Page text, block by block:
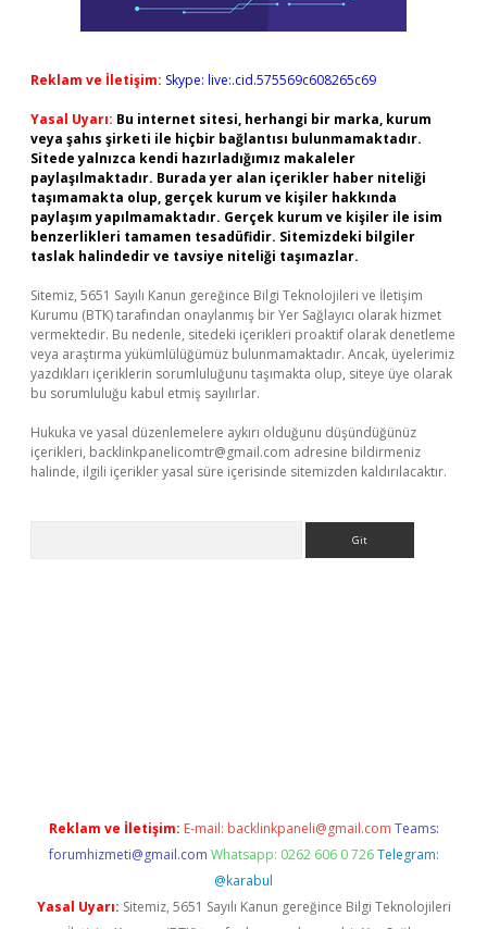
Reklam ve İletişim: Skype: live:.cid.575569c608265c69
Yasal Uyarı: Bu internet sitesi, herhangi bir marka, kurum
veya şahıs şirketi ile hiçbir bağlantısı bulunmamaktadır.
Sitede yalnızca kendi hazırladığımız makaleler
paylaşılmaktadır. Burada yer alan içerikler haber niteliği
taşımamakta olup, gerçek kurum ve kişiler hakkında
paylaşım yapılmamaktadır. Gerçek kurum ve kişiler ile isim
benzerlikleri tamamen tesadüfidir. Sitemizdeki bilgiler
taslak halindedir ve tavsiye niteliği taşımazlar.
Sitemiz, 5651 Sayılı Kanun gereğince Bilgi Teknolojileri ve İletişim
Kurumu (BTK) tarafından onaylanmış bir Yer Sağlayıcı olarak hizmet
vermektedir. Bu nedenle, sitedeki içerikleri proaktif olarak denetleme
veya araştırma yükümlülüğümüz bulunmamaktadır. Ancak, üyelerimiz
yazdıkları içeriklerin sorumluluğunu taşımakta olup, siteye üye olarak
bu sorumluluğu kabul etmiş sayılırlar.
Hukuka ve yasal düzenlemelere aykırı olduğunu düşündüğünüz
içerikleri, backlinkpanelicomtr@gmail.com adresine bildirmeniz
halinde, ilgili içerikler yasal süre içerisinde sitemizden kaldırılacaktır.
Reklam ve İletişim: E-mail: backlinkpaneli@gmail.com Teams:
forumhizmeti@gmail.com Whatsapp: 0262 606 0 726 Telegram:
@karabul
Yasal Uyarı: Sitemiz, 5651 Sayılı Kanun gereğince Bilgi Teknolojileri